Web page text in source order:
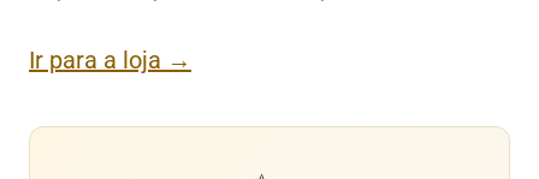
Ir para a loja →